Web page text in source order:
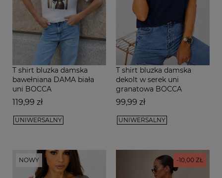
T shirt bluzka damska
bawełniana DAMA biała
uni BOCCA
Cena
119,99 zł
UNIWERSALNY
T shirt bluzka damska
dekolt w serek uni
granatowa BOCCA
Cena
99,99 zł
UNIWERSALNY
NOWY -10,00 ZŁ